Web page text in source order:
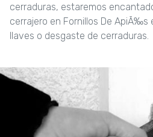
cerraduras, estaremos
cerrajero en Fornillos De ApiÃ‰s
llaves o desgaste de cerraduras.